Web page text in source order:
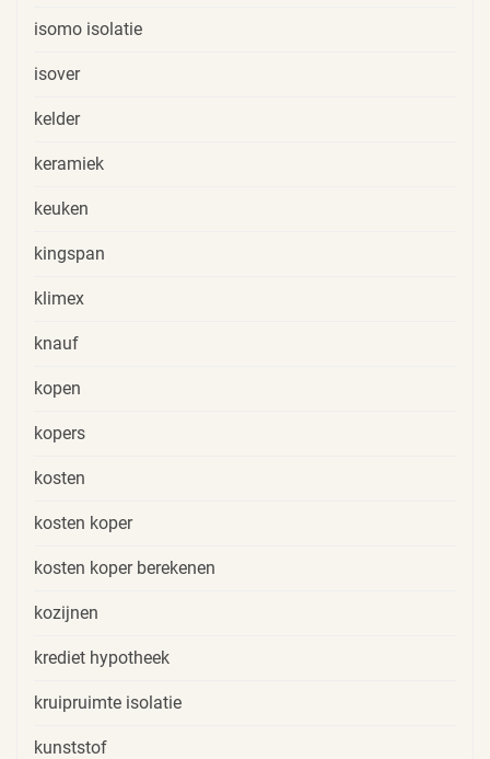
isomo isolatie
isover
kelder
keramiek
keuken
kingspan
klimex
knauf
kopen
kopers
kosten
kosten koper
kosten koper berekenen
kozijnen
krediet hypotheek
kruipruimte isolatie
kunststof